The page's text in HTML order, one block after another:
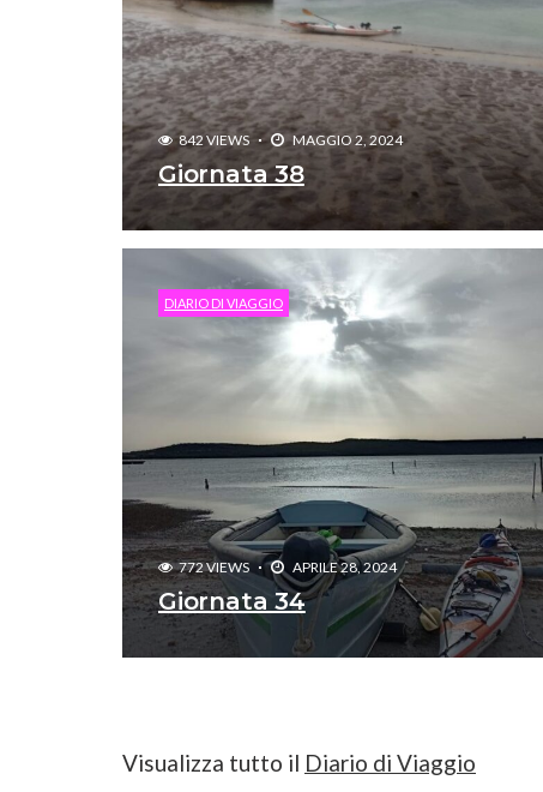
842 VIEWS MAGGIO 2, 2024
Giornata 38
DIARIO DI VIAGGIO
772 VIEWS APRILE 28, 2024
Giornata 34
Visualizza tutto il Diario di Viaggio